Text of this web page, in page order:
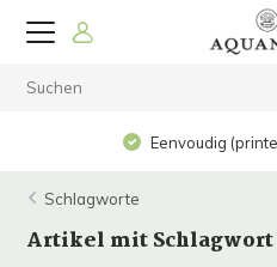
Eenvoudig
Schlagworte
Artikel mit